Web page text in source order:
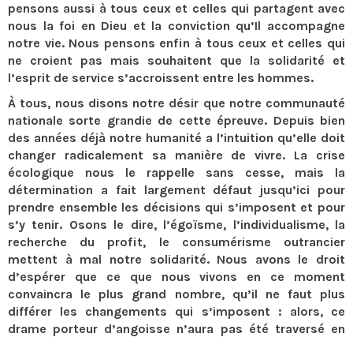
pensons aussi à tous ceux et celles qui partagent avec
nous la foi en Dieu et la conviction qu’Il accompagne
notre vie. Nous pensons enfin à tous ceux et celles qui
ne croient pas mais souhaitent que la solidarité et
l’esprit de service s’accroissent entre les hommes.
À tous, nous disons notre désir que notre communauté
nationale sorte grandie de cette épreuve. Depuis bien
des années déjà notre humanité a l’intuition qu’elle doit
changer radicalement sa manière de vivre. La crise
écologique nous le rappelle sans cesse, mais la
détermination a fait largement défaut jusqu’ici pour
prendre ensemble les décisions qui s’imposent et pour
s’y tenir. Osons le dire, l’égoïsme, l’individualisme, la
recherche du profit, le consumérisme outrancier
mettent à mal notre solidarité. Nous avons le droit
d’espérer que ce que nous vivons en ce moment
convaincra le plus grand nombre, qu’il ne faut plus
différer les changements qui s’imposent : alors, ce
drame porteur d’angoisse n’aura pas été traversé en